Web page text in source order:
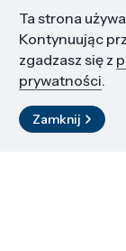
Informacje
Edukacja i kariera
Zasoby i
Kontakt
Ta strona
Kontynuując
zgadzasz się z
prywatności.
Zamknij